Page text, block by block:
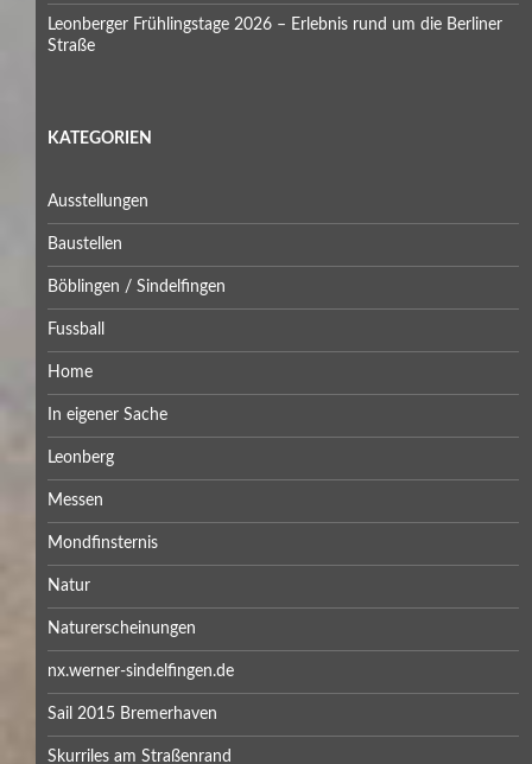
Leonberger Frühlingstage 2026 – Erlebnis rund um die Berliner
Straße
KATEGORIEN
Ausstellungen
Baustellen
Böblingen / Sindelfingen
Fussball
Home
In eigener Sache
Leonberg
Messen
Mondfinsternis
Natur
Naturerscheinungen
nx.werner-sindelfingen.de
Sail 2015 Bremerhaven
Skurriles am Straßenrand